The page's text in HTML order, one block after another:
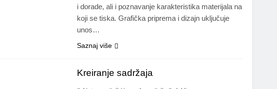
i dorade, ali i poznavanje karakteristika materijala na
koji se tiska. Grafička priprema i dizajn uključuje
unos…
Saznaj više
Kreiranje sadržaja